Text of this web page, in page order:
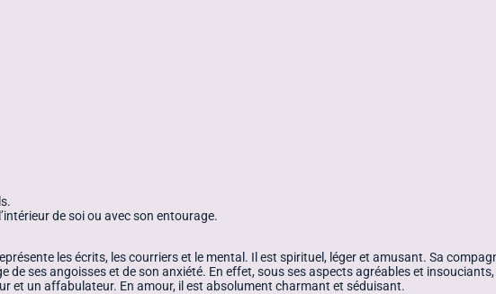
de soi ou avec son entourage.
les écrits, les courriers et le mental. Il est spirituel, léger et amusant. Sa
ses angoisses et de son anxiété. En effet, sous ses aspects agréables et
et un affabulateur. En amour, il est absolument charmant et séduisant.